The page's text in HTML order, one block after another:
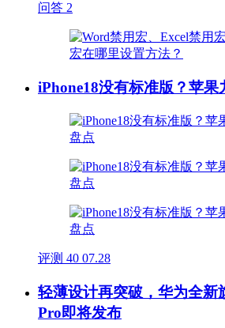
问答 2
iPhone18没有标准版？苹果
评测 40 07.28
轻薄设计再突破，华为全新
Pro即将发布